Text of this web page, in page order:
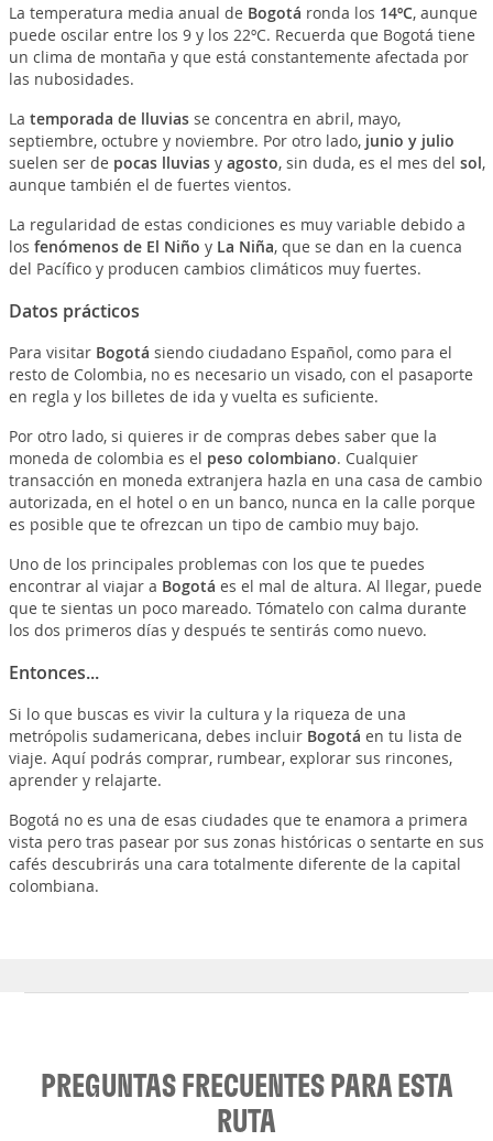
La temperatura media anual de Bogotá ronda los 14ºC, aunque
puede oscilar entre los 9 y los 22ºC. Recuerda que Bogotá tiene
un clima de montaña y que está constantemente afectada por
las nubosidades.
La temporada de lluviasse concentra en abril, mayo,
septiembre, octubre y noviembre. Por otro lado, junio y julio
suelen ser de pocas lluvias y agosto, sin duda, es el mes del sol,
aunque también el de fuertes vientos.
La regularidad de estas condiciones es muy variable debido a
los fenómenos de El Niño yLa Niña, que se dan en la cuenca
del Pacífico y producen cambios climáticos muy fuertes.
Datos prácticos
Para visitar Bogotá siendo ciudadano Español, como para el
resto de Colombia, no es necesario un visado, con el pasaporte
en regla y los billetes de ida y vuelta es suficiente.
Por otro lado, si quieres ir de compras debes saber que la
moneda de colombia es el peso colombiano. Cualquier
transacción en moneda extranjera hazla en una casa de cambio
autorizada, en el hotel o en un banco, nunca en la calle porque
es posible que te ofrezcan un tipo de cambio muy bajo.
Uno de los principales problemas con los que te puedes
encontrar al viajar a Bogotá es el mal de altura. Al llegar, puede
que te sientas un poco mareado. Tómatelo con calma durante
los dos primeros días y después te sentirás como nuevo.
Entonces...
Si lo que buscas es vivir la cultura y la riqueza de una
metrópolis sudamericana, debes incluir Bogotá en tu lista de
viaje. Aquí podrás comprar, rumbear, explorar sus rincones,
aprender y relajarte.
Bogotá no es una de esas ciudades que te enamora a primera
vista pero tras pasear por sus zonas históricas o sentarte en sus
cafés descubrirás una cara totalmente diferente de la capital
colombiana.
PREGUNTAS FRECUENTES PARA ESTA
RUTA